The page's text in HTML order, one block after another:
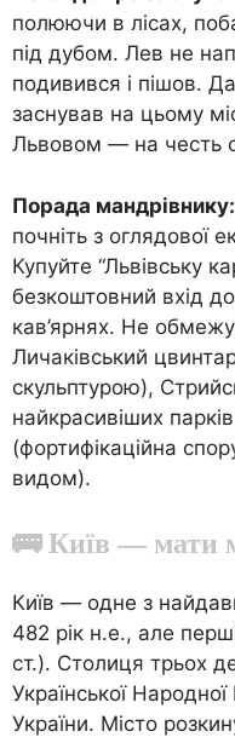
полюючи в лісах,
під дубом. Лев не
подивився і пішов.
заснував на цьому
Львовом — на честь
Порада мандрівнику:
почніть з оглядової
Купуйте “Львівську
безкоштовний вхід
кав’ярнях. Не
Личаківський
скульптурою),
найкрасивіших
(фортифікаційна
видом).
🚌 Київ — мати
Київ — одне з
482 рік н.е., але
ст.). Столиця трьох
Української
України. Місто